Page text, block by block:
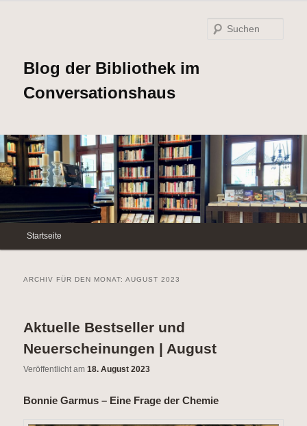
Blog der Bibliothek im
Conversationshaus
Hauptmenü
Zum
Zum
sekundären
Startseite
ARCHIV FÜR DEN MONAT:AUGUST 2023
Aktuelle Bestseller und
Neuerscheinungen | August
Veröffentlicht am18. August 2023
Bonnie Garmus – Eine Frage der Chemie